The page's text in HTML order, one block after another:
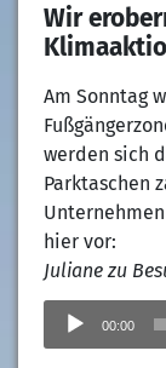
Wir
Am Sonntag
werden sich
Parktaschen
hier vor:
Juliane zu
Audio-
Player
00:00